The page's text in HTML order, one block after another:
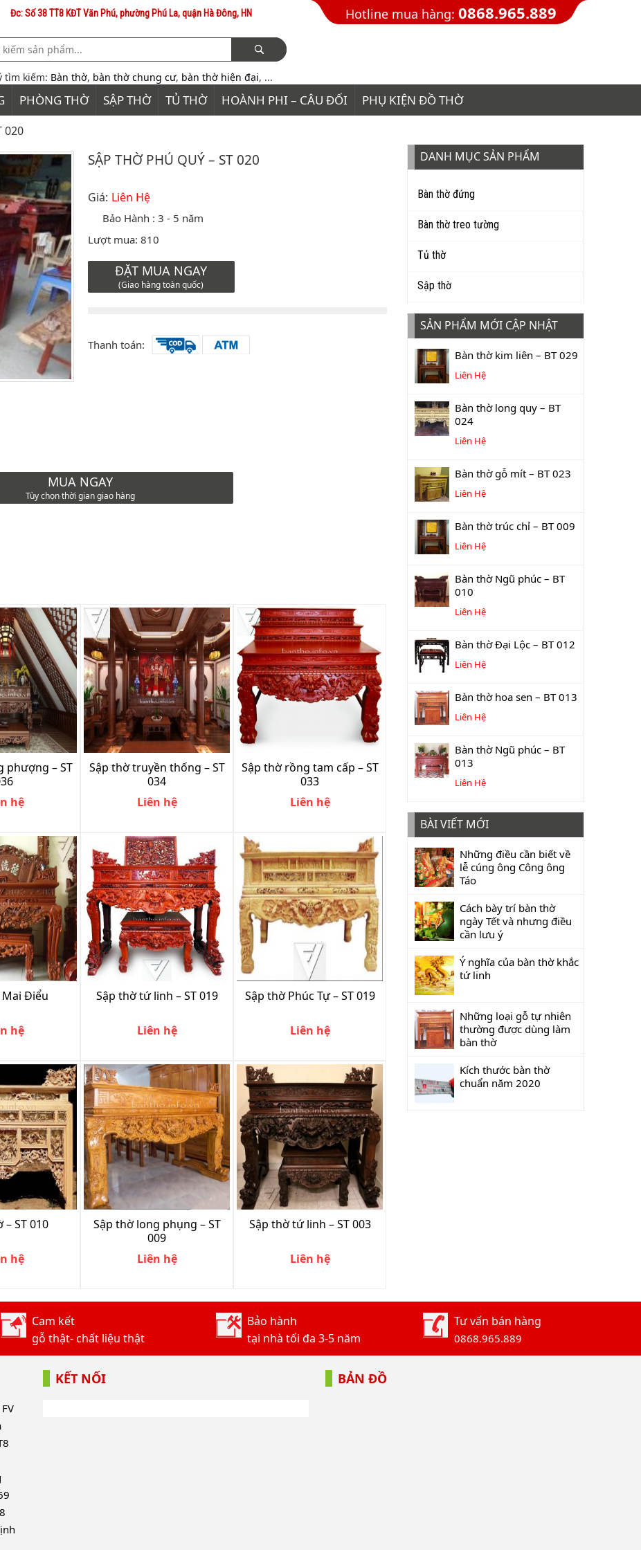
Đc: Số 38 TT8 KĐT Văn Phú, phường Phú La, quận Hà Đông, HN
tìm kiếm: Bàn thờ, bàn thờ chung cư, bàn thờ hiện đại, ...
Hotline mua hàng: 0868.965.889
PHÒNG THỜ SẬP THỜ TỦ THỜ HOÀNH PHI – CÂU ĐỐI PHỤ KIỆN ĐỒ THỜ
020
SẬP THỜ PHÚ QUÝ – ST 020
Giá: Liên Hệ
Bảo Hành : 3 - 5 năm
Lượt mua: 810
ĐẶT MUA NGAY
(Giao hàng toàn quốc)
Thanh toán:
MUA NGAY
Tùy chọn thời gian giao hàng
phượng – ST
hệ
Sập thờ truyền thống – ST
034
Liên hệ
Sập thờ rồng tam cấp – ST
033
Liên hệ
Điểu
hệ
Sập thờ tứ linh – ST 019
Liên hệ
Sập thờ Phúc Tự – ST 019
Liên hệ
– ST 010
hệ
Sập thờ long phụng – ST
009
Liên hệ
Sập thờ tứ linh – ST 003
Liên hệ
DANH MỤC SẢN PHẨM
Bàn thờ đứng
Bàn thờ treo tường
Tủ thờ
Sập thờ
SẢN PHẨM MỚI CẬP NHẬT
Bàn thờ kim liên – BT 029
Liên Hệ
Bàn thờ long quy – BT
024
Liên Hệ
Bàn thờ gỗ mít – BT 023
Liên Hệ
Bàn thờ trúc chỉ – BT 009
Liên Hệ
Bàn thờ Ngũ phúc – BT
010
Liên Hệ
Bàn thờ Đại Lộc – BT 012
Liên Hệ
Bàn thờ hoa sen – BT 013
Liên Hệ
Bàn thờ Ngũ phúc – BT
013
Liên Hệ
BÀI VIẾT MỚI
Những điều cần biết về
lễ cúng ông Công ông
Táo
Cách bày trí bàn thờ
ngày Tết và nhưng điều
cần lưu ý
Ý nghĩa của bàn thờ khắc
tứ linh
Những loại gỗ tự nhiên
thường được dùng làm
bàn thờ
Kích thước bàn thờ
chuẩn năm 2020
Cam kết
gỗ thật- chất liệu thật
Bảo hành
tại nhà tối đa 3-5 năm
Tư vấn bán hàng
0868.965.889
KẾT NỐI BẢN ĐỒ